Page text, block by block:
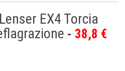
EX4 Torcia
38,8 €